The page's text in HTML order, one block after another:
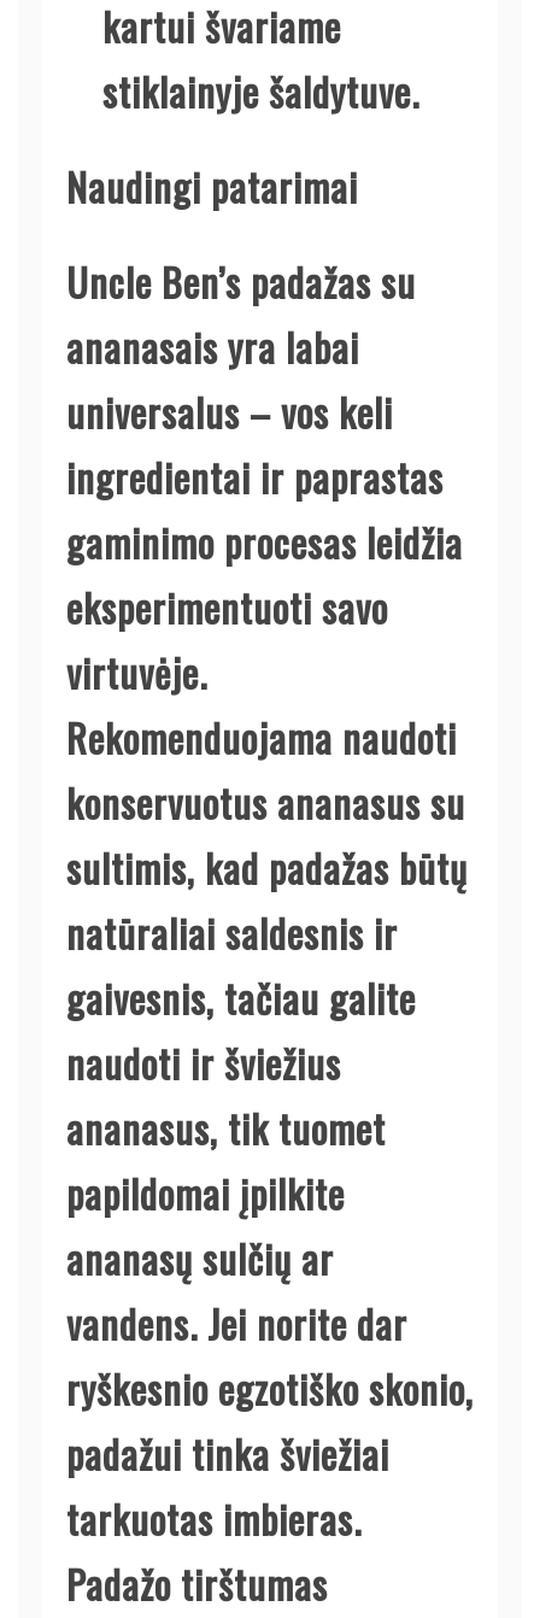
kartui švariame
stiklainyje šaldytuve.
Naudingi patarimai
Uncle Ben’s padažas su
ananasais yra labai
universalus – vos keli
ingredientai ir paprastas
gaminimo procesas leidžia
eksperimentuoti savo
virtuvėje.
Rekomenduojama naudoti
konservuotus ananasus su
sultimis, kad padažas būtų
natūraliai saldesnis ir
gaivesnis, tačiau galite
naudoti ir šviežius
ananasus, tik tuomet
papildomai įpilkite
ananasų sulčių ar
vandens. Jei norite dar
ryškesnio egzotiško skonio,
padažui tinka šviežiai
tarkuotas imbieras.
Padažo tirštumas